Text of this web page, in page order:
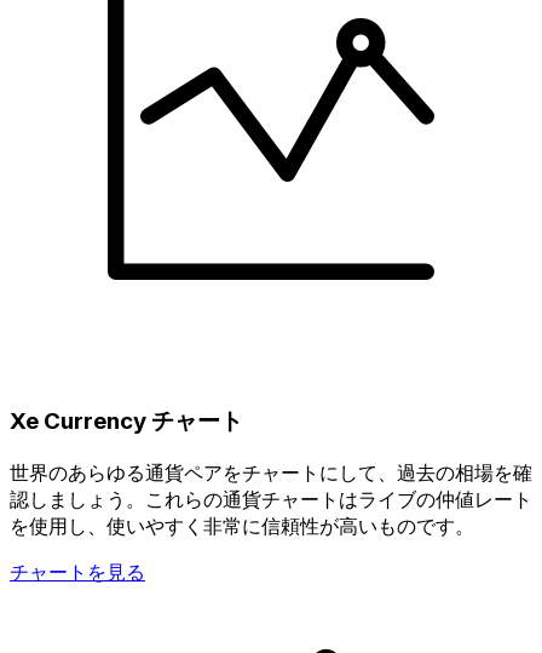
Xe Currency チャート
世界のあらゆる通貨ペアをチャートにして、過去の相場を確
認しましょう。これらの通貨チャートはライブの仲値レート
を使用し、使いやすく非常に信頼性が高いものです。
チャートを見る